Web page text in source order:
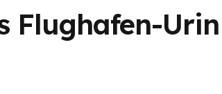
Flughafen-Urin